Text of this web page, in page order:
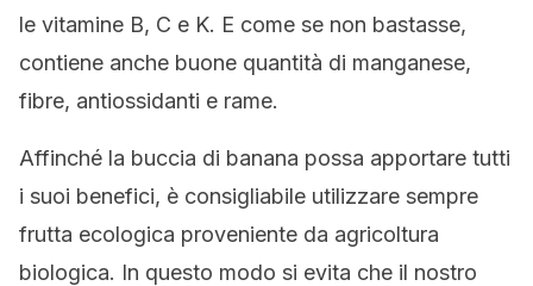
le vitamine B, C e K. E come se non bastasse,
contiene anche buone quantità di manganese,
fibre, antiossidanti e rame.
Affinché la buccia di banana possa apportare tutti
i suoi benefici, è consigliabile utilizzare sempre
frutta ecologica proveniente da agricoltura
biologica. In questo modo si evita che il nostro